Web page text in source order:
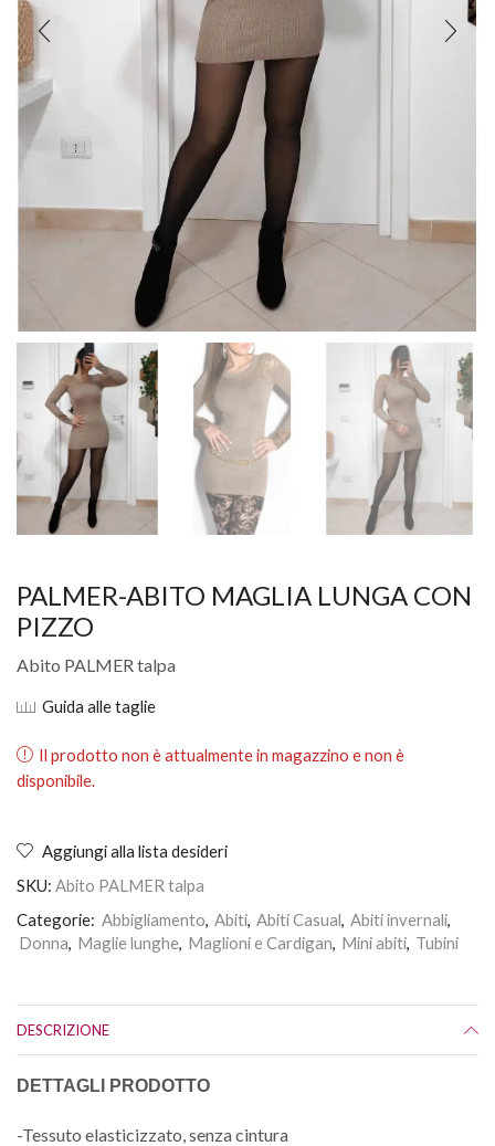
PALMER-ABITO MAGLIA LUNGA CON
PIZZO
Abito PALMER talpa
Guida alle taglie
Il prodotto non è attualmente in magazzino e non è
disponibile.
Aggiungi alla lista desideri
SKU: Abito PALMER talpa
Categorie: Abbigliamento, Abiti, Abiti Casual, Abiti invernali,
Donna, Maglie lunghe, Maglioni e Cardigan, Mini abiti, Tubini
DESCRIZIONE
DETTAGLI PRODOTTO
-Tessuto elasticizzato, senza cintura